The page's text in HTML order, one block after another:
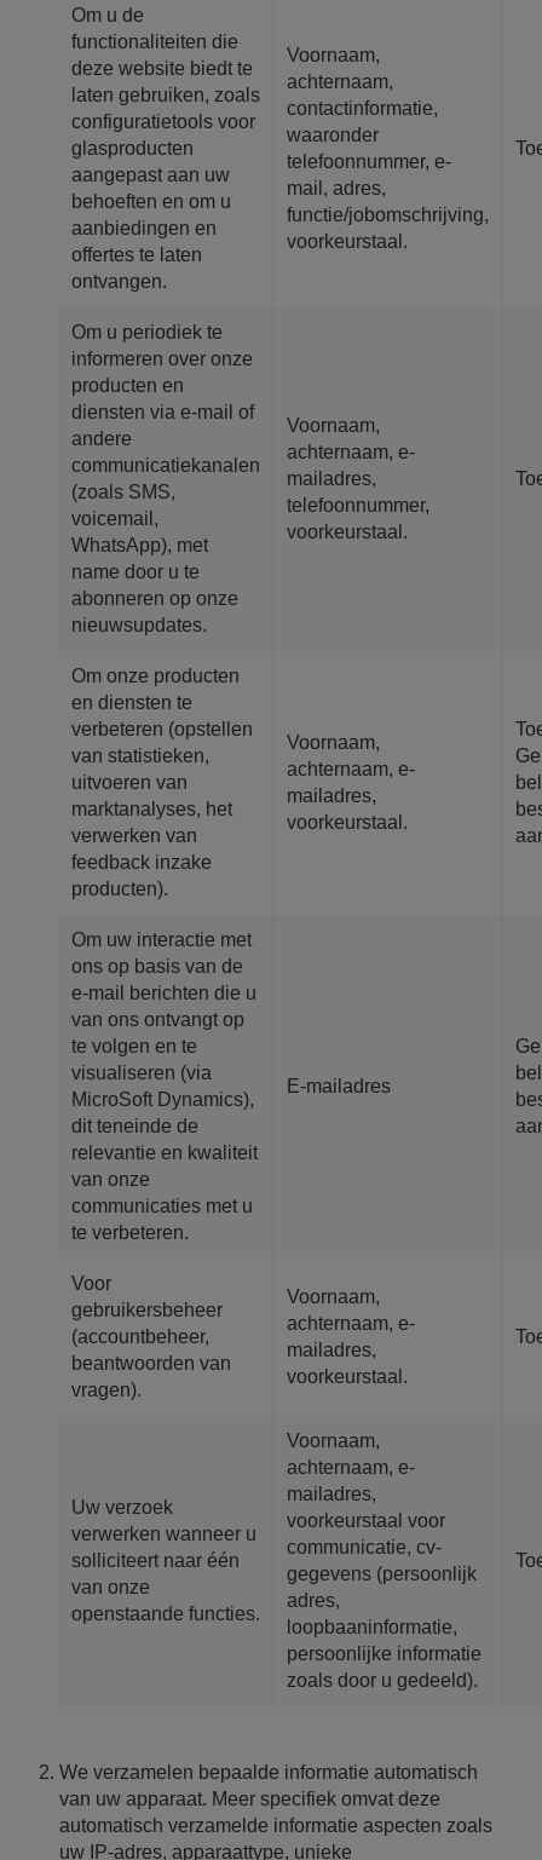
Om u de
functionaliteiten die
deze website biedt te
laten gebruiken, zoals
configuratietools voor
glasproducten
aangepast aan uw
behoeften en om u
aanbiedingen en
offertes te laten
ontvangen.
Voornaam,
achternaam,
contactinformatie,
waaronder
telefoonnummer, e-
mail, adres,
functie/jobomschrijving,
voorkeurstaal.
Om u periodiek te
informeren over onze
producten en
diensten via e-mail of
andere
communicatiekanalen
(zoals SMS,
voicemail,
WhatsApp), met
name door u te
abonneren op onze
nieuwsupdates.
Voornaam,
achternaam, e-
mailadres,
telefoonnummer,
voorkeurstaal.
Om onze producten
en diensten te
verbeteren (opstellen
van statistieken,
uitvoeren van
marktanalyses, het
verwerken van
feedback inzake
producten).
Voornaam,
achternaam, e-
mailadres,
voorkeurstaal.
Om uw interactie met
ons op basis van de
e-mail berichten die u
van ons ontvangt op
te volgen en te
visualiseren (via
MicroSoft Dynamics),
dit teneinde de
relevantie en kwaliteit
van onze
communicaties met u
te verbeteren.
E-mailadres
Voor
gebruikersbeheer
(accountbeheer,
beantwoorden van
vragen).
Voornaam,
achternaam, e-
mailadres,
voorkeurstaal.
Uw verzoek
verwerken wanneer u
solliciteert naar één
van onze
openstaande functies.
Voornaam,
achternaam, e-
mailadres,
voorkeurstaal voor
communicatie, cv-
gegevens (persoonlijk
adres,
loopbaaninformatie,
persoonlijke informatie
zoals door u gedeeld).
We verzamelen bepaalde informatie automatisch
van uw apparaat. Meer specifiek omvat deze
automatisch verzamelde informatie aspecten zoals
uw IP-adres, apparaattype, unieke